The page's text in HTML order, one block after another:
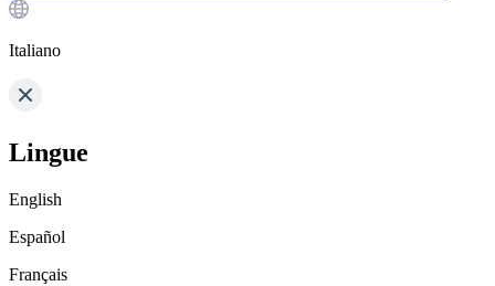
Italiano
Lingue
English
Español
Français